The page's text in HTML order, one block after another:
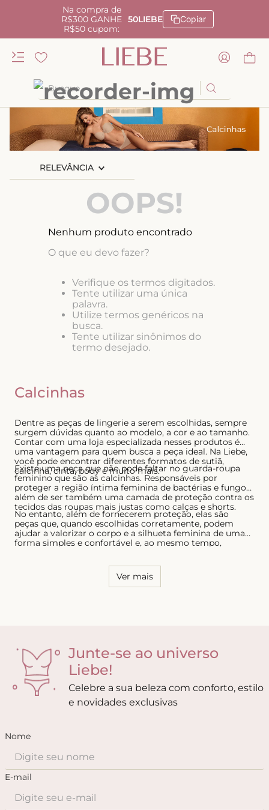
Na compra de
R$300 GANHE
R$50 cupom:
50LIEBE Copiar
Busque
RELEVÂNCIA
OOPS!
Nenhum produto encontrado
O que eu devo fazer?
Verifique os termos digitados.
Tente utilizar uma única
palavra.
Utilize termos genéricos na
busca.
Tente utilizar sinônimos do
termo desejado.
Calcinhas
Dentre as peças de lingerie a serem escolhidas, sempre
surgem dúvidas quanto ao modelo, a cor e ao tamanho.
Contar com uma loja especializada nesses produtos é
uma vantagem para quem busca a peça ideal. Na Liebe,
você pode encontrar diferentes formatos de sutiã,
calcinha, cinta, body e muito mais.
Existe uma peça que não pode faltar no guarda-roupa
feminino que são as calcinhas. Responsáveis por
proteger a região íntima feminina de bactérias e fungos,
além de ser também uma camada de proteção contra os
tecidos das roupas mais justas como calças e shorts.
No entanto, além de fornecerem proteção, elas são
peças que, quando escolhidas corretamente, podem
ajudar a valorizar o corpo e a silhueta feminina de uma
forma simples e confortável e, ao mesmo tempo,
caimento, tanto para as calcinhas quanto para os sutiãs.
Ver mais
Junte-se ao universo
Liebe!
Celebre a sua beleza com conforto, estilo
e novidades exclusivas
Nome
E-mail
TERMOS MAIS BUSCADOS
kiss me
sutiã